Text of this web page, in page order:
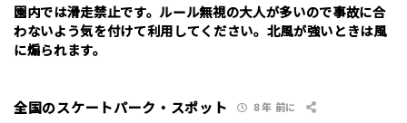
メールアドレス （非公開/任意）
園内では滑走禁止です。ルール無視の大人が多いので事故に合
わないよう気を付けて利用してください。北風が強いときは風
に煽られます。
全国のスケートパーク・スポット 8 年 前に